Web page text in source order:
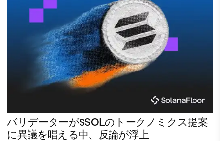
バリデーターが$SOLのトークノミクス提案
に異議を唱える中、反論が浮上